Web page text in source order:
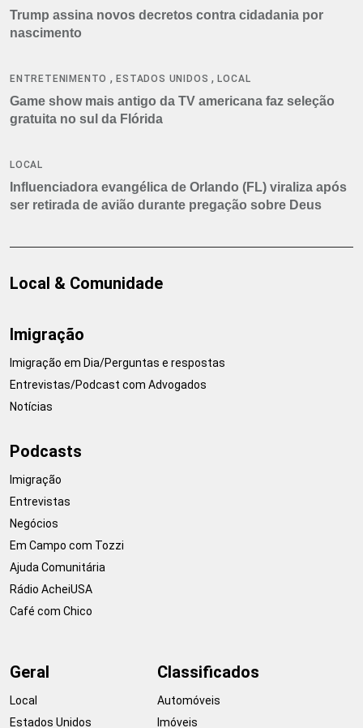
Trump assina novos decretos contra cidadania por
nascimento
ENTRETENIMENTO ,ESTADOS UNIDOS ,LOCAL
Game show mais antigo da TV americana faz seleção
gratuita no sul da Flórida
LOCAL
Influenciadora evangélica de Orlando (FL) viraliza após
ser retirada de avião durante pregação sobre Deus
Local & Comunidade
Imigração
Imigração em Dia/Perguntas e respostas
Entrevistas/Podcast com Advogados
Notícias
Podcasts
Imigração
Entrevistas
Negócios
Em Campo com Tozzi
Ajuda Comunitária
Rádio AcheiUSA
Café com Chico
Geral
Local
Estados Unidos
Classificados
Automóveis
Imóveis